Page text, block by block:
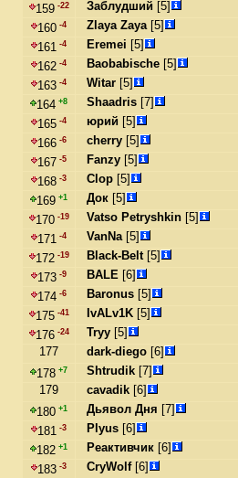
159 -22 Заблудший [5]
160 -4 Zlaya Zaya[5]
161 -4 Eremei [5]
162 -4 Baobabische [5]
163 -4 Witar [5]
164 +8 Shaadris [7]
165 -4 юрий [5]
166 -6 cherry [5]
167 -5 Fanzy [5]
168 -3 Clop [5]
169 +1 Док [5]
170 -19 Vatso Petryshkin [5]
171 -4 VanNa[5]
172 -19 Black-Belt[5]
173 -9 BALE [6]
174 -6 Baronus [5]
175 -41 IvALv1K [5]
176 -24 Tryy [5]
177
dark-diego [6]
178 +7 Shtrudik [7]
179
cavadik [6]
180 +1 Дьявол Дня [7]
181 -3 Plyus [6]
182 +1 Реактивчик [6]
183 -3 CryWolf[6]